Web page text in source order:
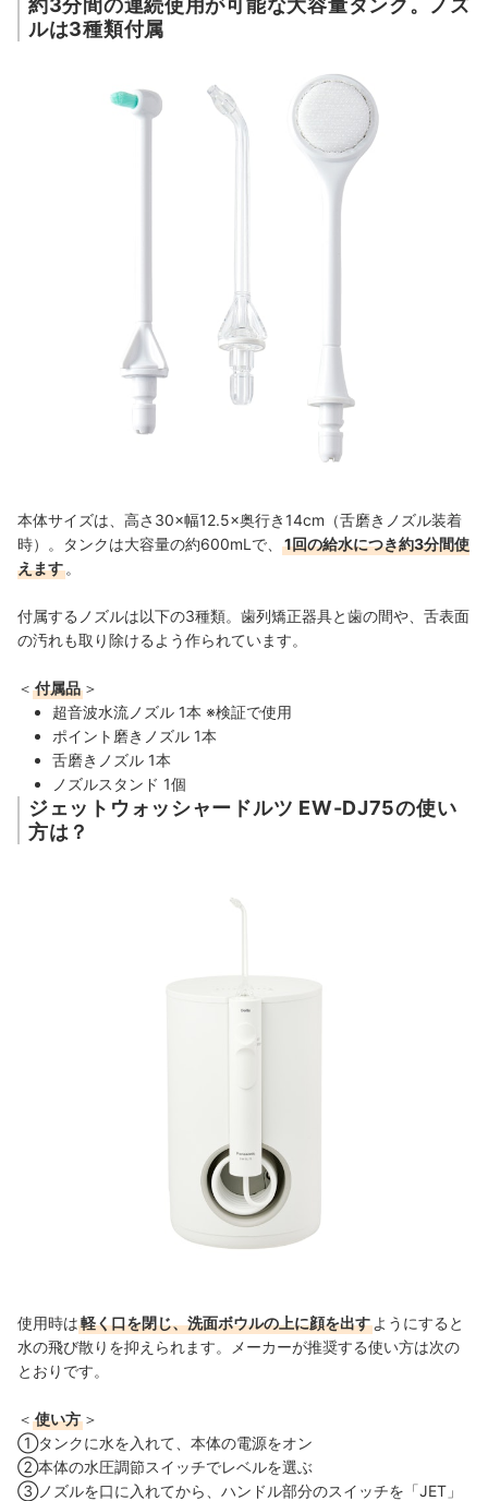
約3分間の連続使用が可能な大容量タンク。ノズ
ルは3種類付属
本体サイズは、高さ30×幅12.5×奥行き14cm（舌磨きノズル装着
時）。タンクは大容量の約600mLで、
1回の給水につき約3分間使
えます 。
付属するノズルは以下の3種類。 歯列矯正器具と歯の間や、 舌表面
の汚れも取り除けるよう作られています。
＜ 付属品 ＞
超音波水流ノズル 1本 ※検証で使用
ポイント磨きノズル 1本
舌磨きノズル 1本
ノズルスタンド 1個
ジェットウォッシャードルツ EW-DJ75の使い
方は？
使用時は軽く口を閉じ、洗面ボウルの上に顔を出す ようにすると
水の飛び散りを抑えられます。メーカーが推奨する使い方は次の
とおりです。
＜ 使い方 ＞
①タンクに水を入れて、本体の電源をオン
②本体の水圧調節スイッチでレベルを選ぶ
③ノズルを口に入れてから
、ハンドル部分のスイッチを「JET」